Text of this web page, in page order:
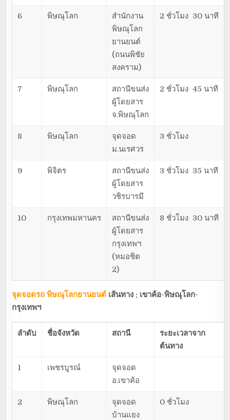
6 พิษณุโลก
สำนักงาน
พิษณุโลก
ยานยนต์
(ถนนพิชัย
สงคราม)
2 ชั่วโมง 30 นาที
7 พิษณุโลก
สถานีขนส่ง
ผู้โดยสาร
จ.พิษณุโลก
2 ชั่วโมง 45 นาที
8 พิษณุโลก
จุดจอด
ม.นเรศวร
3 ชั่วโมง
9 พิจิตร
สถานีขนส่ง
ผู้โดยสาร
วชิรบารมี
3 ชั่วโมง 35 นาที
10 กรุงเทพมหานคร
สถานีขนส่ง
ผู้โดยสาร
กรุงเทพฯ
(หมอชิต
2)
8 ชั่วโมง 30 นาที
จุดจอดรถ พิษณุโลกยานยนต์ เส้นทาง : เขาค้อ-พิษณุโลก-
กรุงเทพฯ
ลำดับ ชื่อจังหวัด สถานี
ระยะเวลาจาก
ต้นทาง
1 เพชรบูรณ์
จุดจอด
อ.เขาค้อ
2 พิษณุโลก
จุดจอด
บ้านแยง
0 ชั่วโมง